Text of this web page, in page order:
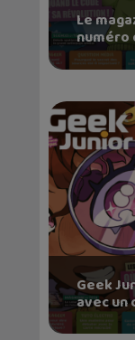
Le
numéro
Geek
avec un